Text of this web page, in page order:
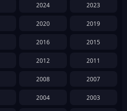
2024 2023
2020 2019
2016 2015
2012 2011
2008 2007
2004 2003